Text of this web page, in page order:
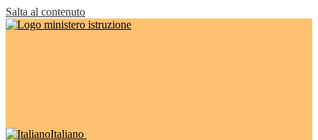
Salta al contenuto
Italiano